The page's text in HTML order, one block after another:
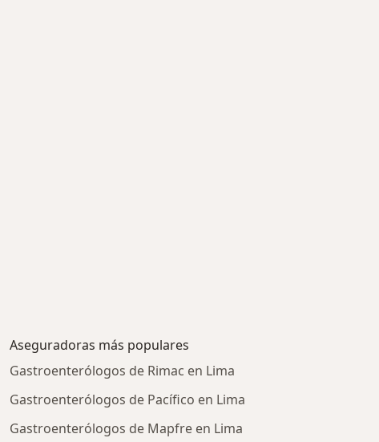
Aseguradoras más populares
Gastroenterólogos de Rimac en Lima
Gastroenterólogos de Pacífico en Lima
Gastroenterólogos de Mapfre en Lima